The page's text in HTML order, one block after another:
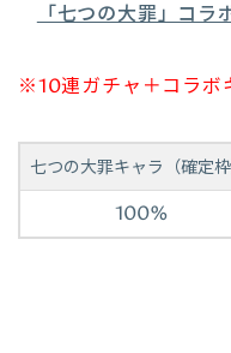
「七つの大罪」コラ
※10連ガチャ＋コラボ
七つの大罪キャラ（確定枠
100%